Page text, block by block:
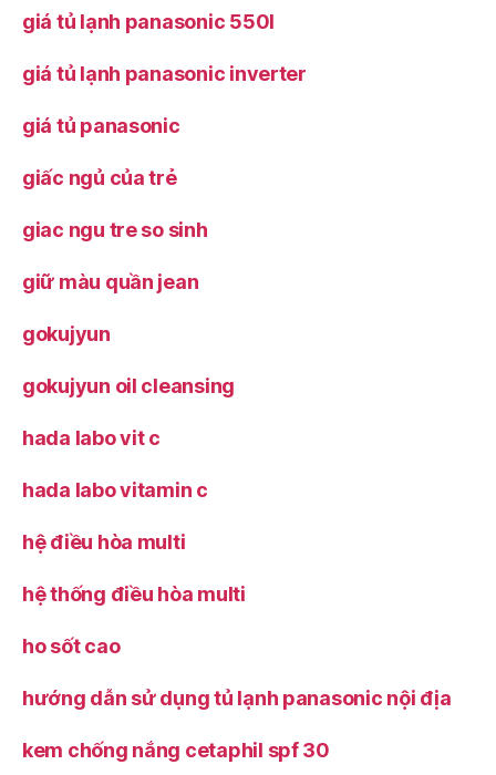
giá tủ lạnh panasonic 550l
giá tủ lạnh panasonic inverter
giá tủ panasonic
giấc ngủ của trẻ
giac ngu tre so sinh
giữ màu quần jean
gokujyun
gokujyun oil cleansing
hada labo vit c
hada labo vitamin c
hệ điều hòa multi
hệ thống điều hòa multi
ho sốt cao
hướng dẫn sử dụng tủ lạnh panasonic nội địa
kem chống nắng cetaphil spf 30